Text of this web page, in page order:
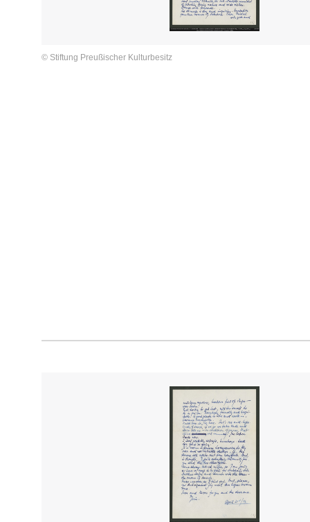
© Stiftung Preußischer Kulturbesitz